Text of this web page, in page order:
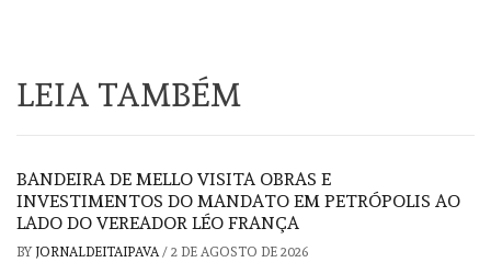
LEIA TAMBÉM
BANDEIRA DE MELLO VISITA OBRAS E
INVESTIMENTOS DO MANDATO EM PETRÓPOLIS AO
LADO DO VEREADOR LÉO FRANÇA
BY JORNALDEITAIPAVA/ 2 DE AGOSTO DE 2026